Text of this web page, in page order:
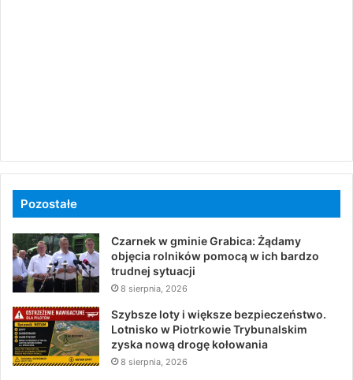
Pozostałe
Czarnek w gminie Grabica: Żądamy
objęcia rolników pomocą w ich bardzo
trudnej sytuacji
8 sierpnia, 2026
Szybsze loty i większe bezpieczeństwo.
Lotnisko w Piotrkowie Trybunalskim
zyska nową drogę kołowania
8 sierpnia, 2026